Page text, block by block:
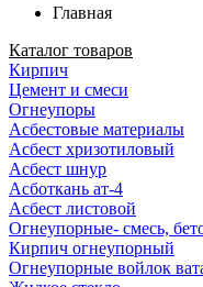
Главная
Каталог товаров
Кирпич
Цемент и смеси
Огнеупоры
Асбестовые материалы
Асбест хризотиловый
Асбест шнур
Асботкань ат-4
Асбест листовой
Огнеупорные- смесь,
Кирпич огнеупорный
Огнеупорные войлок